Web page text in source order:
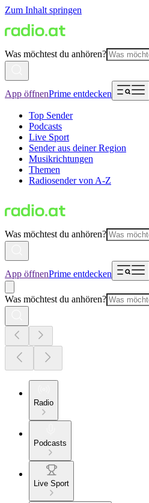
Zum Inhalt springen
Was möchtest du anhören?
App öffnenPrime entdecken
Top Sender
Podcasts
Live Sport
Sender aus deiner Region
Musikrichtungen
Themen
Radiosender von A-Z
Was möchtest du anhören?
App öffnenPrime entdecken
Was möchtest du anhören?
Radio
Podcasts
Live Sport